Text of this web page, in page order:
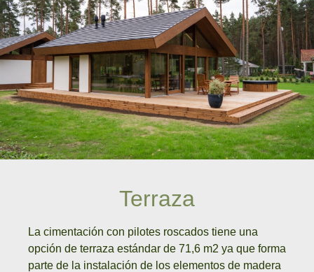
Terraza
La cimentación con pilotes roscados tiene una
opción de terraza estándar de 71,6 m2 ya que forma
parte de la instalación de los elementos de madera